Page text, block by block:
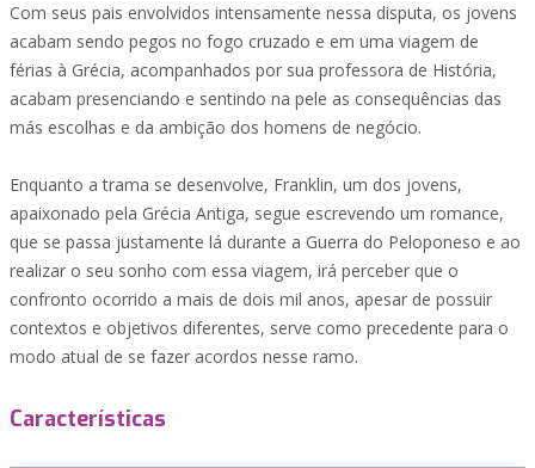
Com seus pais envolvidos intensamente nessa disputa, os jovens
acabam sendo pegos no fogo cruzado e em uma viagem de
férias à Grécia, acompanhados por sua professora de História,
acabam presenciando e sentindo na pele as consequências das
más escolhas e da ambição dos homens de negócio.
Enquanto a trama se desenvolve, Franklin, um dos jovens,
apaixonado pela Grécia Antiga, segue escrevendo um romance,
que se passa justamente lá durante a Guerra do Peloponeso e ao
realizar o seu sonho com essa viagem, irá perceber que o
confronto ocorrido a mais de dois mil anos, apesar de possuir
contextos e objetivos diferentes, serve como precedente para o
modo atual de se fazer acordos nesse ramo.
Características